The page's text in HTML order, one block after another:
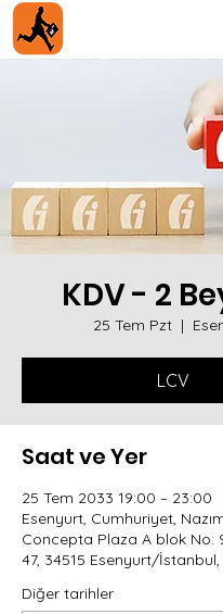
KDV - 2
25 Tem Pzt
  |
LCV
Saat ve Yer
25 Tem 2033 19:00 – 23:00
Esenyurt, Cumhuriyet,
Concepta Plaza A blok No:
47, 34515 Esenyurt/İstanbul,
Diğer tarihler